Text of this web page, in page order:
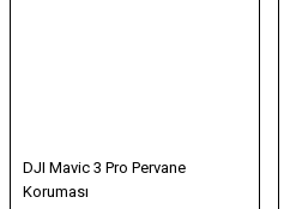
DJI Mavic 3 Pro Pervane
Koruması